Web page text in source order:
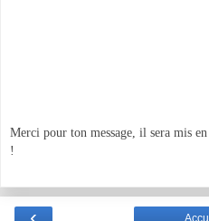
Merci pour ton message, il sera mis
!